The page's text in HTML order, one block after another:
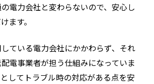
電力会社と変わらないので、安心し
ます。
ている電力会社にかかわらず、それ
電事業者が担う仕組みになっていま
してトラブル時の対応がある点を安